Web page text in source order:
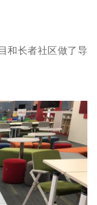
和长者社区做了导